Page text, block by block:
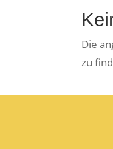
Die
zu